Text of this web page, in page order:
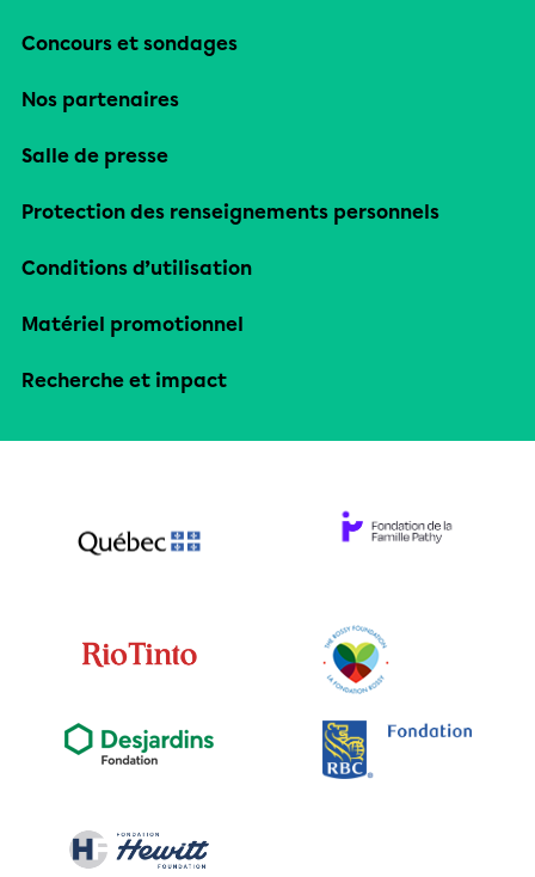
Concours et sondages
Nos partenaires
Salle de presse
Protection des renseignements personnels
Conditions d’utilisation
Matériel promotionnel
Recherche et impact